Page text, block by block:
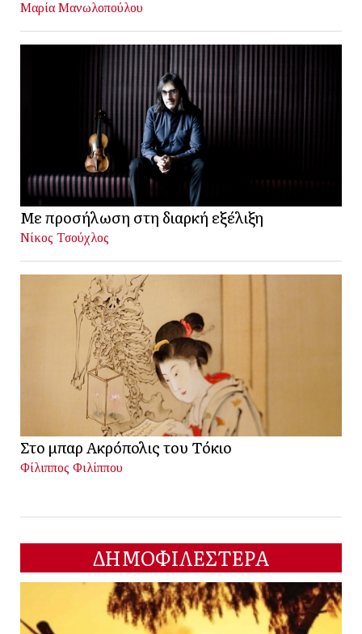
Μαρία Μανωλοπούλου
Με προσήλωση στη διαρκή εξέλιξη
Νίκος Τσούχλος
Στο μπαρ Ακρόπολις του Τόκιο
Φίλιππος Φιλίππου
ΔΗΜΟΦΙΛΕΣΤΕΡΑ